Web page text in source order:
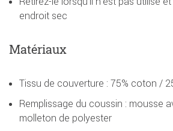
endroit sec
Matériaux
Tissu de couverture : 75% coton /
Remplissage du coussin : mousse
molleton de polyester